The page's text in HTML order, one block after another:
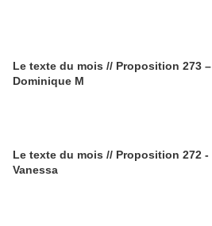
Le texte du mois // Proposition 273 –
Dominique M
Le texte du mois // Proposition 272 -
Vanessa